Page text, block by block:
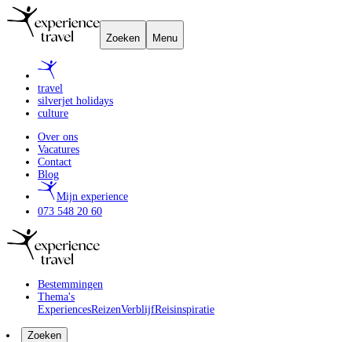
Zoeken Menu
travel
silverjet holidays
culture
Over ons
Vacatures
Contact
Blog
Mijn experience
073 548 20 60
Bestemmingen
Thema's
ExperiencesReizenVerblijfReisinspiratie
Zoeken